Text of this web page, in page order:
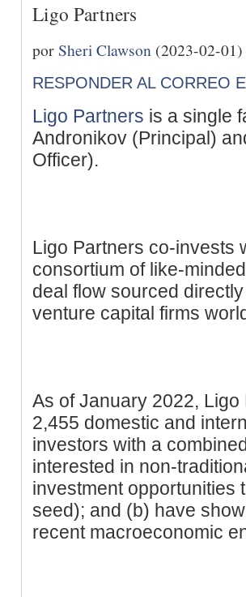
Ligo Partners
porSheri Clawson (2023-02-01)
RESPONDER AL CORREO
Ligo Partners is a single
Andronikov (Principal)
Officer).
Ligo Partners co-invests
consortium of like-
deal flow sourced
venture capital firms
As of January 2022, Ligo
2,455 domestic and
investors with a
interested in non-
investment opportunities
seed); and (b) have
recent macroeconomic